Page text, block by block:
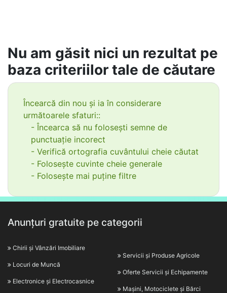
Nu am găsit nici un rezultat pe
baza criteriilor tale de căutare
Încearcă din nou și ia în considerare
următoarele sfaturi::
- Încearca să nu folosești semne de
punctuație incorect
- Verifică ortografia cuvântului cheie căutat
- Folosește cuvinte cheie generale
- Folosește mai puține filtre
Anunțuri gratuite pe categorii
Chirii și Vânzări Imobiliare
Locuri de Muncă
Electronice și Electrocasnice
Servicii și Produse Agricole
Oferte Servicii și Echipamente
Mașini, Motociclete și Bărci